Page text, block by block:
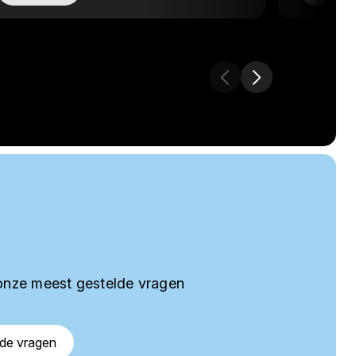
meest gestelde vragen
vragen